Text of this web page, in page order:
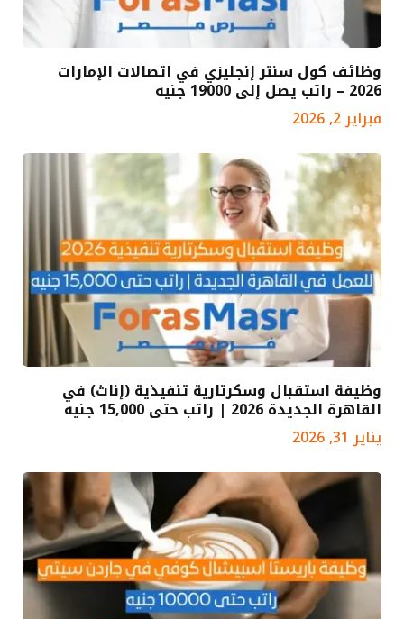
وظائف كول سنتر إنجليزي في اتصالات الإمارات
2026 – راتب يصل إلى 19000 جنيه
فبراير 2, 2026
وظيفة استقبال وسكرتارية تنفيذية (إناث) في
القاهرة الجديدة 2026 | راتب حتى 15,000 جنيه
يناير 31, 2026